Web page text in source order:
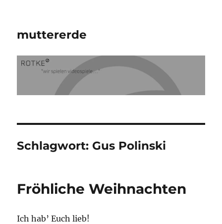
muttererde
Schlagwort: Gus Polinski
Fröhliche Weihnachten
Ich hab’ Euch lieb!